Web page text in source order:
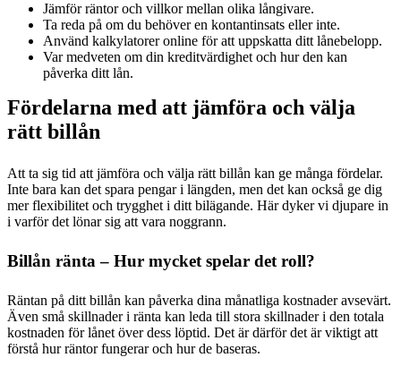
Jämför räntor och villkor mellan olika långivare.
Ta reda på om du behöver en kontantinsats eller inte.
Använd kalkylatorer online för att uppskatta ditt lånebelopp.
Var medveten om din kreditvärdighet och hur den kan
påverka ditt lån.
Fördelarna med att jämföra och välja
rätt billån
Att ta sig tid att jämföra och välja rätt billån kan ge många fördelar.
Inte bara kan det spara pengar i längden, men det kan också ge dig
mer flexibilitet och trygghet i ditt bilägande. Här dyker vi djupare in
i varför det lönar sig att vara noggrann.
Billån ränta – Hur mycket spelar det roll?
Räntan på ditt billån kan påverka dina månatliga kostnader avsevärt.
Även små skillnader i ränta kan leda till stora skillnader i den totala
kostnaden för lånet över dess löptid. Det är därför det är viktigt att
förstå hur räntor fungerar och hur de baseras.